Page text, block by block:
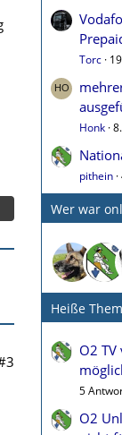
Torc
Honk
pithein
Wer war
Heiße
O2
5
O2